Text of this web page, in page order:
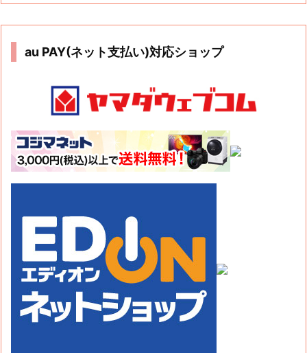
au PAY(ネット支払い)対応ショップ